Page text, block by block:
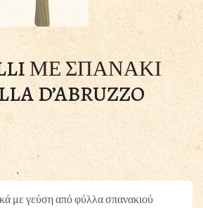
ΜΕ ΣΠΑΝΑΚΙ
D’ABRUZZO
με γεύση από φύλλα σπανακιού